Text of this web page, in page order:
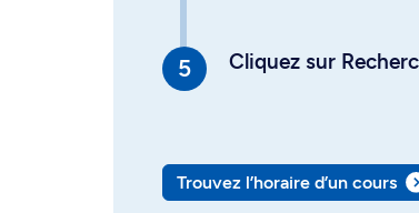
Cliquez sur
Trouvez l’horaire d’un cours